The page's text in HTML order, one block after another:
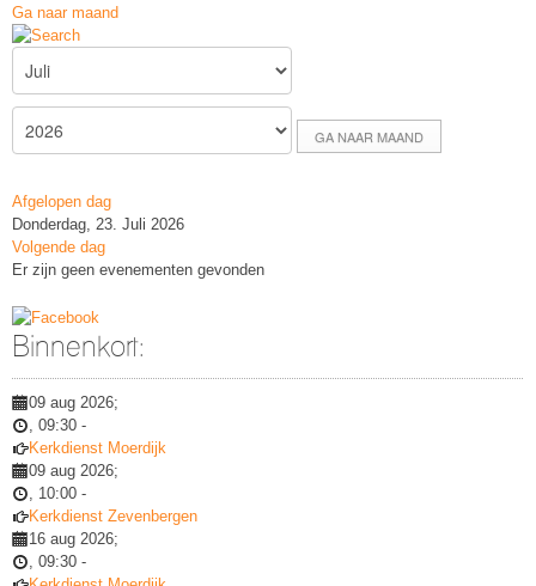
Ga naar maand
GA NAAR MAAND
Afgelopen dag
Donderdag, 23. Juli 2026
Volgende dag
Er zijn geen evenementen gevonden
Binnenkort:
09 aug 2026;
, 09:30 -
Kerkdienst Moerdijk
09 aug 2026;
, 10:00 -
Kerkdienst Zevenbergen
16 aug 2026;
, 09:30 -